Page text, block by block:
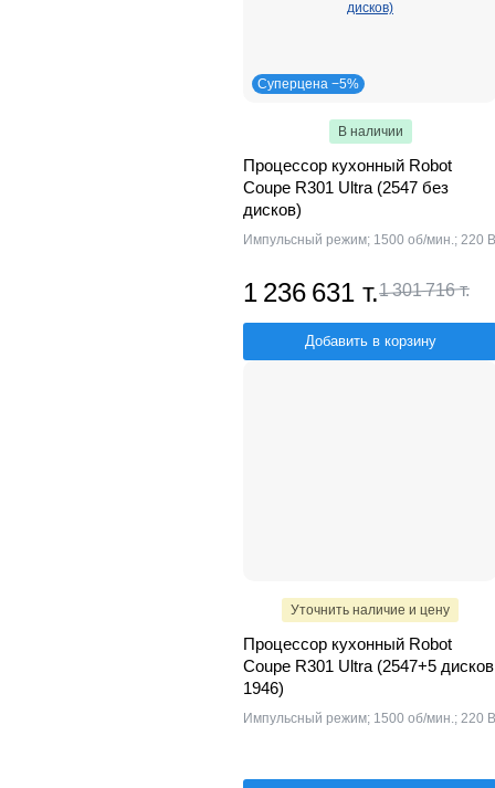
Суперцена −5%
В наличии
Процессор кухонный Robot
Coupe R301 Ultra (2547 без
дисков)
Импульсный режим; 1500 об/мин.; 220 В
1 236 631 т.1 301 716 т.
Добавить в корзину
Уточнить наличие и цену
Процессор кухонный Robot
Coupe R301 Ultra (2547+5 дисков
1946)
Импульсный режим; 1500 об/мин.; 220 В